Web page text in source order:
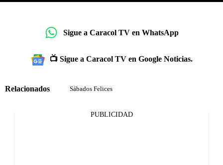
Sigue a Caracol TV en WhatsApp
📺 Sigue a Caracol TV en Google Noticias.
Relacionados Sábados Felices
PUBLICIDAD